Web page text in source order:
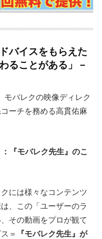
バイスをもらえた
ることがある」－
バレクの映像ディレク
ーチを務める高貫佑麻
『モバレク先生』のこ
には様々なコンテンツ
、この「ユーザーのラ
その動画をプロが観て
＝
『モバレク先生』が